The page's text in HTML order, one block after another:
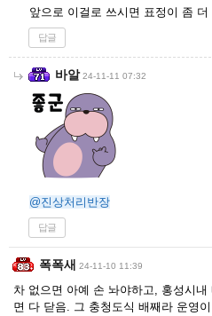
앞으로 이걸로 쓰시면 표정이 좀
답글
바알 24-11-11 07:32
@진상처리반장
답글
폭폭새 24-11-10 11:39
차 없으면 아예 손 놔야하고, 홍성시내
면 다 닫음. 그 충청도식 배째라 운영